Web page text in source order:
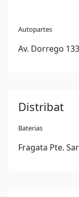
Autopartes
Av. Dorrego 133
Distribat
Baterias
Fragata Pte.